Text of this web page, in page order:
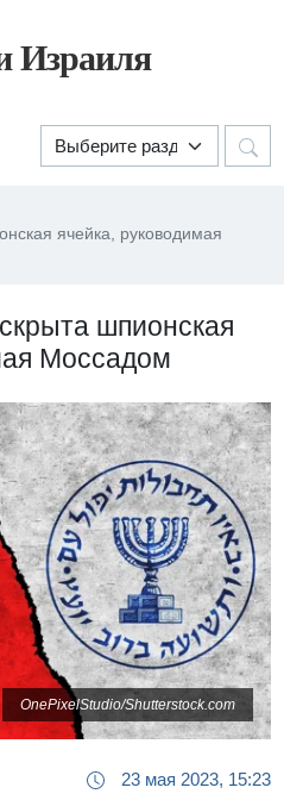
Израиля
ячейка, руководимая
шпионская
Моссадом
OnePixelStudio/Shutterstock.com
23 мая 2023, 15:23